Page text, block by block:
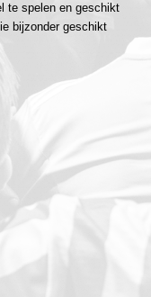
te spelen en geschikt
bijzonder geschikt